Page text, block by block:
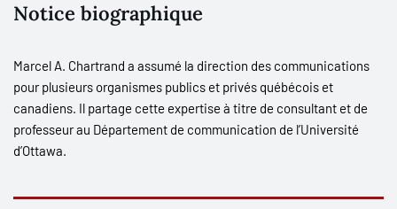
Notice biographique
Marcel A. Chartrand a assumé la direction des communications
pour plusieurs organismes publics et privés québécois et
canadiens. Il partage cette expertise à titre de consultant et de
professeur au Département de communication de l’Université
d’Ottawa.